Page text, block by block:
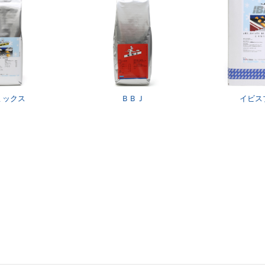
ックス ＢＢＪ イビス